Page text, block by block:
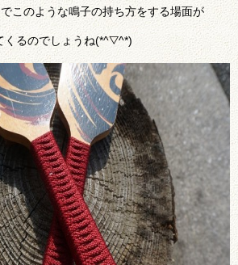
このような鳴子の持ち方をする場面が
くるのでしょうね(*^▽^*)